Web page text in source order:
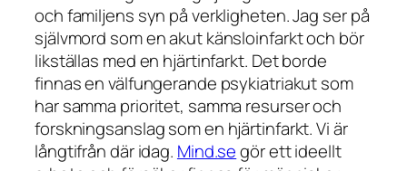
och familjens syn på verkligheten. Jag ser på
självmord som en akut känsloinfarkt och bör
likställas med en hjärtinfarkt. Det borde
finnas en välfungerande psykiatriakut som
har samma prioritet, samma resurser och
forskningsanslag som en hjärtinfarkt. Vi är
långtifrån där idag. Mind.segör ett ideellt